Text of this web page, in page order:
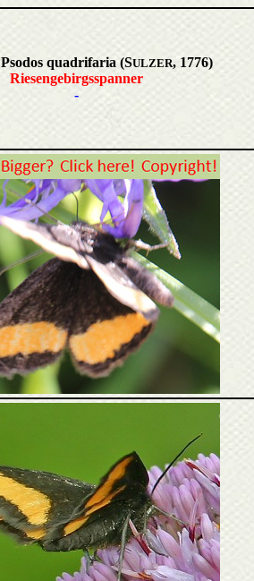
Psodos quadrifaria (SULZER, 1776)
Riesengebirgsspanner
-